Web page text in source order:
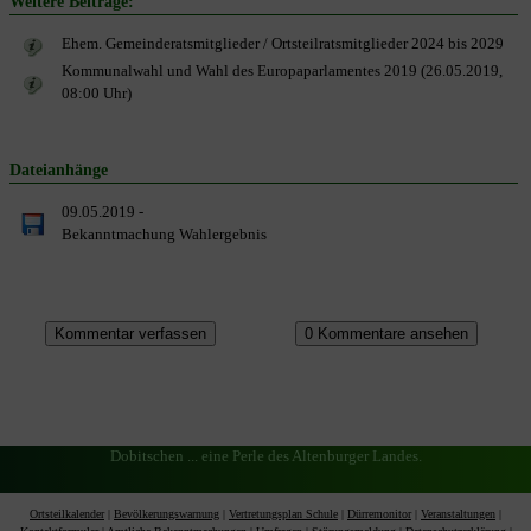
Ehem. Gemeinderatsmitglieder / Ortsteilratsmitglieder 2024 bis 2029
Kommunalwahl und Wahl des Europaparlamentes 2019 (26.05.2019,
08:00 Uhr)
Dateianhänge
09.05.2019 -
Bekanntmachung Wahlergebnis
Dobitschen ... eine Perle des Altenburger Landes.
Ortsteilkalender Bevölkerungswarnung Vertretungsplan Schule Dürremonitor Veranstaltungen